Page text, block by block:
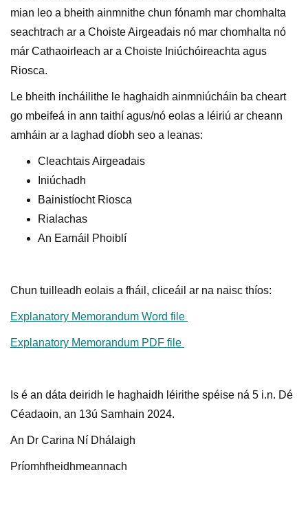
mian leo a bheith ainmnithe chun fónamh mar chomhalta
seachtrach ar a Choiste Airgeadais nó mar chomhalta nó
már Cathaoirleach ar a Choiste Iniúchóireachta agus
Riosca.
Le bheith incháilithe le haghaidh ainmniúcháin ba cheart
go mbeifeá in ann taithí agus/nó eolas a léiriú ar cheann
amháin ar a laghad díobh seo a leanas:
Cleachtais Airgeadais
Iniúchadh
Bainistíocht Riosca
Rialachas
An Earnáil Phoiblí
Chun tuilleadh eolais a fháil, cliceáil ar na naisc thíos:
Explanatory Memorandum Word file
Explanatory Memorandum PDF file
Is é an dáta deiridh le haghaidh léirithe spéise ná 5 i.n. Dé
Céadaoin, an 13ú Samhain 2024.
An Dr Carina Ní Dhálaigh
Príomhfheidhmeannach